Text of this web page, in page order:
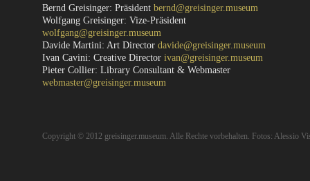
Bernd Greisinger: Präsidentbernd@greisinger.museum
Wolfgang Greisinger: Vize-Präsident
wolfgang@greisinger.museum
Davide Martini: Art Directordavide@greisinger.museum
Ivan Cavini: Creative Directorivan@greisinger.museum
Pieter Collier: Library Consultant & Webmaster
webmaster@greisinger.museum
Copyright © 2012 greisinger.museum. Alle Rechte vorbehalten. Fotos: Alessio